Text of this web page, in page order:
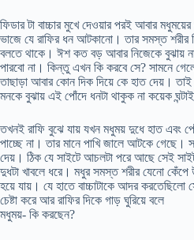
ফিডার টা বাচ্চার মুখে দেওয়ার পরই আবার
ভাজে যে রাফির ধন আটকানো। তার সমস্ত শরীর
বলতে থাকে। ঈশ কত বড় আবার নিজেকে বুঝায়
পারবো না। কিন্তু এখন কি করবে সে? সামনে
তাছাড়া আবার কোন দিক দিয়ে কে হাত দেয়।
মনকে বুঝায় এই পোঁদে ধনটা থাকুক না কয়েক
তখনই রাফি বুঝে যায় যখন মধুময় দুধে হাত এবং
পাচ্ছে না। তার মানে পাখি জালে আটকে গেছে।
দেয়। ঠিক যে সাইটে আচলটা পরে আছে সেই
দুধটা খাবলে ধরে। মধুর সমস্ত শরীর যেনো কেঁপে
হয়ে যায়। যে হাতে বাচ্চাটাকে আদর করতেছিলো
চেষ্টা করে আর রাফির দিকে গাড় ঘুরিয়ে বলে
মধুময়- কি করছেন?